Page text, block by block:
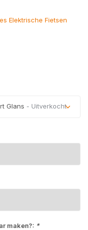
Elektrische Fietsen
Glans - Uitverkocht
maken?: *